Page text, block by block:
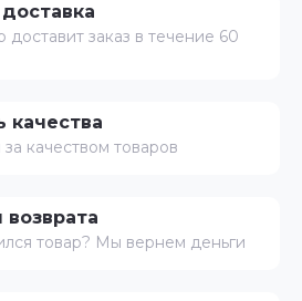
доставит заказ в течение 60
качества
качеством товаров
возврата
товар? Мы вернем деньги